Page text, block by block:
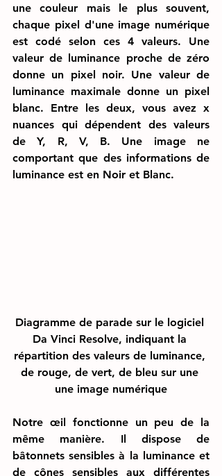
une couleur mais le plus souvent,
chaque pixel d'une image numérique
est codé selon ces 4 valeurs. Une
valeur de luminance proche de zéro
donne un pixel noir. Une valeur de
luminance maximale donne un pixel
blanc. Entre les deux, vous avez x
nuances qui dépendent des valeurs
de Y, R, V, B. Une image ne
comportant que des informations de
luminance est en Noir et Blanc.
Diagramme de parade sur le logiciel
Da Vinci Resolve, indiquant la
répartition des valeurs de luminance,
de rouge, de vert, de bleu sur une
une image numérique
Notre œil fonctionne un peu de la
même manière. Il dispose de
bâtonnets sensibles à la luminance et
de cônes sensibles aux différentes